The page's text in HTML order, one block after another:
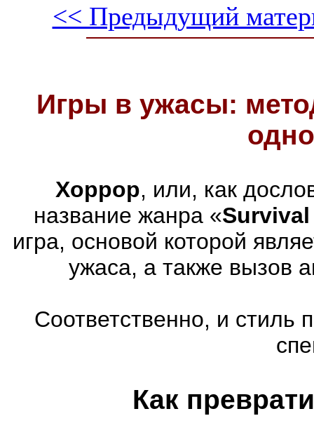
<< Предыдущий
Игры в ужасы:
Хоррор, или, как
название жанра «
игра, основой которой
ужаса, а также вызов
Соответственно, и стиль
Как